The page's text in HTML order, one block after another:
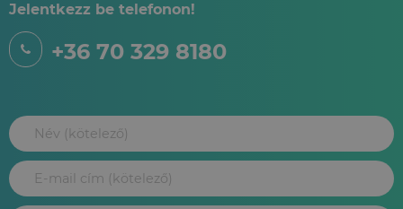
Jelentkezz be telefonon!
+36 70 329 8180